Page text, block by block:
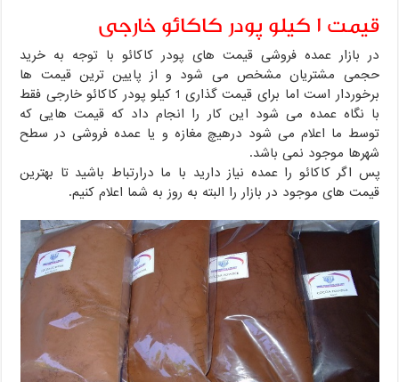
قیمت 1 کیلو پودر کاکائو خارجی
در بازار عمده فروشی قیمت های پودر کاکائو با توجه به خرید
حجمی مشتریان مشخص می شود و از پایین ترین قیمت ها
برخوردار است اما برای قیمت گذاری 1 کیلو پودر کاکائو خارجی فقط
با نگاه عمده می شود این کار را انجام داد که قیمت هایی که
توسط ما اعلام می شود درهیچ مغازه و یا عمده فروشی در سطح
شهرها موجود نمی باشد.
پس اگر کاکائو را عمده نیاز دارید با ما درارتباط باشید تا بهترین
قیمت های موجود در بازار را البته به روز به شما اعلام کنیم.